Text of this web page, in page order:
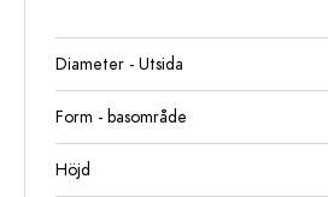
Diameter - Utsida
Form - basområde
Höjd